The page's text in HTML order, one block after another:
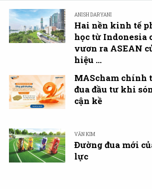
ANISH DARYANI
Hai nền kinh tế
học từ Indonesia
vươn ra ASEAN
hiệu ...
MAScham chính
đua đầu tư khi
cận kề
VĂN KIM
Đường đua mới
lực